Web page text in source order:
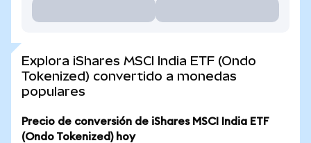
Explora iShares MSCI India ETF (Ondo
Tokenized) convertido a monedas
populares
Precio de conversión de iShares MSCI India ETF
(Ondo Tokenized) hoy